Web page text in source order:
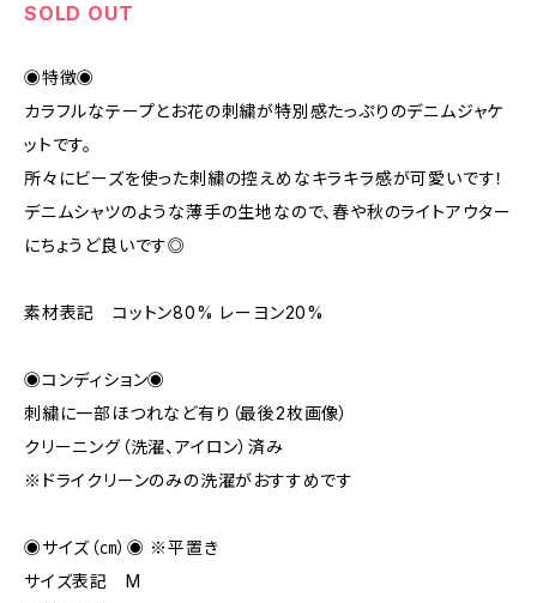
SOLD OUT
◉特徴◉
カラフルなテープとお花の刺繍が特別感たっぷりのデニムジャケ
ットです。
所々にビーズを使った刺繍の控えめなキラキラ感が可愛いです！
デニムシャツのような薄手の生地なので、春や秋のライトアウター
にちょうど良いです◎
素材表記 コットン80% レーヨン20%
◉コンディション◉
刺繍に一部ほつれなど有り（最後2枚画像）
クリーニング（洗濯、アイロン）済み
※ドライクリーンのみの洗濯がおすすめです
◉サイズ（㎝）◉ ※平置き
サイズ表記 M